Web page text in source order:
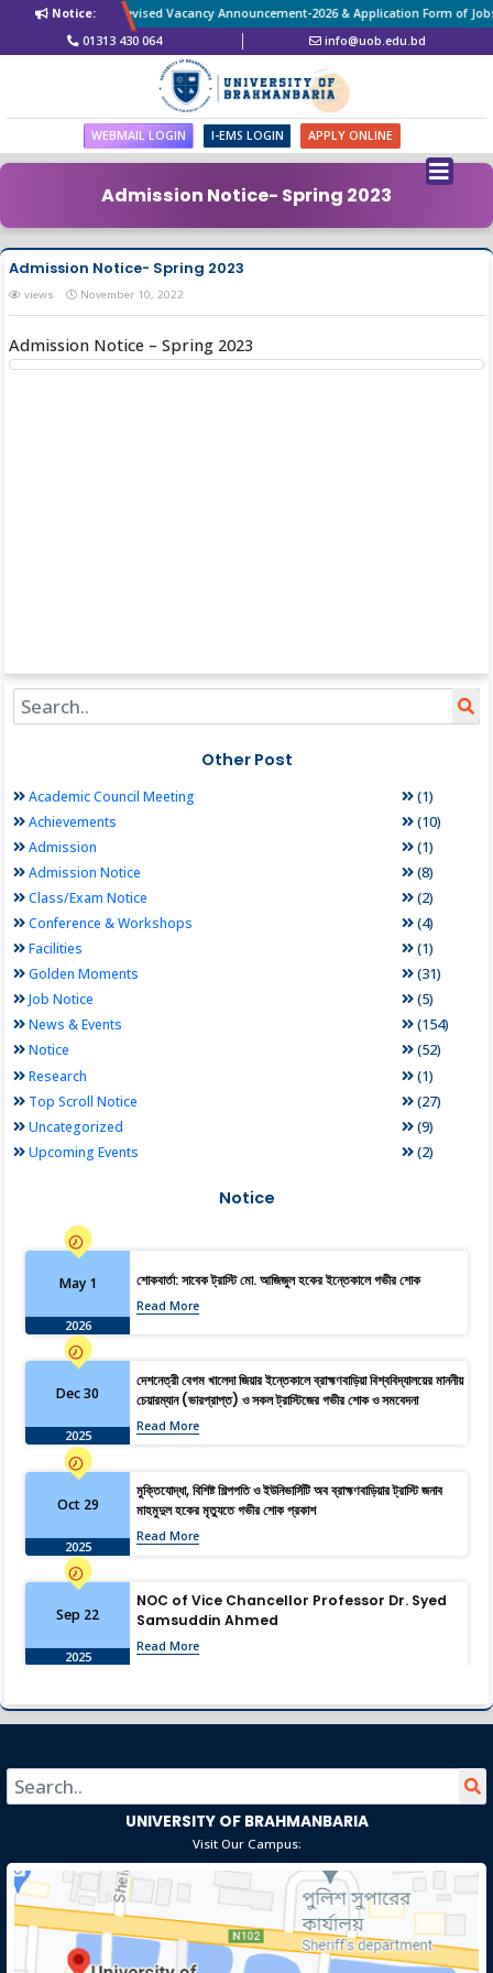
Notice:
Revised Vacancy Announcement-2026 & Application Form of
01313 430 064
info@uob.edu.bd
WEBMAIL LOGIN I-EMS LOGIN APPLY ONLINE
Admission Notice- Spring 2023
Admission Notice- Spring 2023
views November 10, 2022
Admission Notice – Spring 2023
Other Post
Academic Council Meeting (1)
Achievements (10)
Admission (1)
Admission Notice (8)
Class/Exam Notice (2)
Conference & Workshops (4)
Facilities (1)
Golden Moments (31)
Job Notice (5)
News & Events (154)
Notice (52)
Research (1)
Top Scroll Notice (27)
Uncategorized (9)
Upcoming Events (2)
Notice
May 1
2026
শোকবার্তা: সাবেক ট্রাস্টি মো. আজিজুল হকের ইন্তেকালে গভীর শোক
Read More
Dec 30
2025
দেশনেত্রী বেগম খালেদা জিয়ার ইন্তেকালে ব্রাহ্মণবাড়িয়া বিশ্ববিদ্যালয়ের মাননীয়
চেয়ারম্যান (ভারপ্রাপ্ত) ও সকল ট্রাস্টিজের গভীর শোক ও সমবেদনা
Read More
Oct 29
2025
মুক্তিযোদ্ধা, বিশিষ্ট শিল্পপতি ও ইউনিভার্সিটি অব ব্রাহ্মণবাড়িয়ার ট্রাস্টি জনাব
মাহমুদুল হকের মৃত্যুতে গভীর শোক প্রকাশ
Read More
Sep 22
2025
NOC of Vice Chancellor Professor Dr. Syed
Samsuddin Ahmed
Read More
Aug 13
2025
University of Brahmanbaria: Shaping the
2025
University of Brahmanbaria Observes “July
Memories” with Solemn Remembrance,
Video Presentation, and Family & Student
Tributes
Dec 19 Download Job Application Form
Read More
UNIVERSITY OF BRAHMANBARIA
Visit Our Campus: